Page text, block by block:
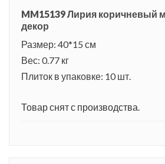
MM15139 Лирия коричневый
декор
Размер: 40*15 см
Вес: 0.77 кг
Плиток в упаковке: 10 шт.
Товар снят с производства.